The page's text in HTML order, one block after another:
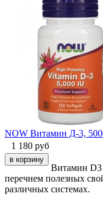
NOW Витамин Д-3,
1 180 руб
Витамин D3
перечнем полезных
различных системах.